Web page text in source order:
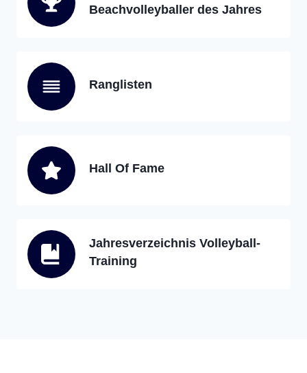
Beachvolleyballer des Jahres
Ranglisten
Hall Of Fame
Jahresverzeichnis Volleyball-
Training